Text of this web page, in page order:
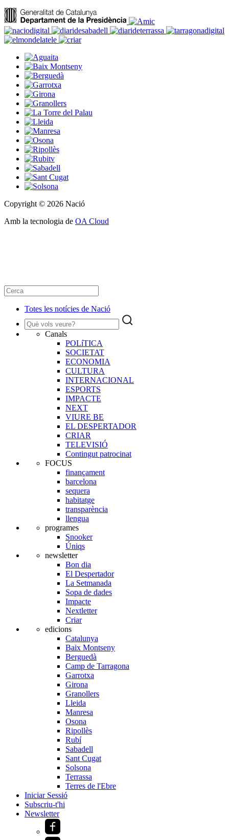
Copyright © 2026 Nació
Amb la tecnologia de OA Cloud
Totes les notícies de Nació
Canals
POLíTICA
SOCIETAT
ECONOMIA
CULTURA
INTERNACIONAL
ESPORTS
IMPACTE
NEXT
VIURE BE
EL DESPERTADOR
CRIAR
TELEVISIÓ
Contingut patrocinat
FOCUS
finançament
barcelona
sequera
habitatge
transparència
llengua
programes
Snooker
Úniqs
newsletter
Bon dia
El Despertador
La Setmanada
Sopa de dades
Impacte
Nextletter
Criar
edicions
Catalunya
Baix Montseny
Berguedà
Camp de Tarragona
Garrotxa
Girona
Granollers
Lleida
Manresa
Osona
Ripollès
Rubí
Sabadell
Sant Cugat
Solsona
Terrassa
Terres de l'Ebre
Iniciar Sessió
Subscriu-t'hi
Newsletter